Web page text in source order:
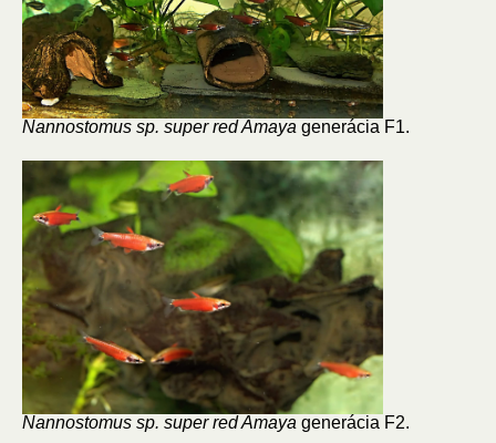
Nannostomus sp. super red Amaya generácia F1.
Nannostomus sp. super red Amaya generácia F2.